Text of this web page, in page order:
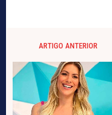
ARTIGO ANTERIOR